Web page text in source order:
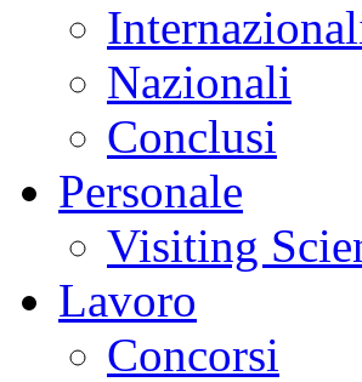
Nazionali
Conclusi
Personale
Visiting
Lavoro
Concorsi